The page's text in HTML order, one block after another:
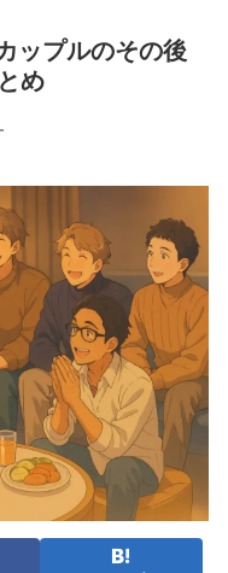
ップルのその後
め